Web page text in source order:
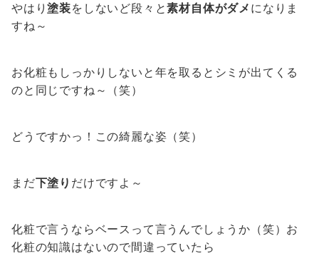
やはり塗装をしないど段々と素材自体がダメ になりま
すね～
お化粧もしっかりしないと年を取るとシミが出てくる
のと同じですね～（笑）
どうですかっ！この綺麗な姿（笑）
まだ下塗り だけですよ～
化粧で言うならベースって言うんでしょうか（笑）お
化粧の知識はないので間違っていたら